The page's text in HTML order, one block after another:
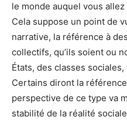
le monde auquel vous
Cela suppose un point de
narrative, la référence à
collectifs, qu’ils soient ou
États, des classes
Certains diront la
perspective de ce type va
stabilité de la réalité